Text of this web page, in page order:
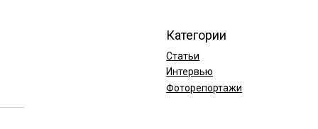
Категории
Статьи
Интервью
Фоторепортажи